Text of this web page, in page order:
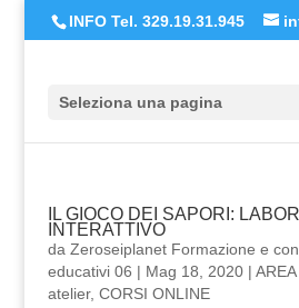
INFO Tel. 329.19.31.945
Seleziona una pagina
IL GIOCO DEI SAPORI:
INTERATTIVO
da Zeroseiplanet Formazione e
educativi 06 | Mag 18, 2020|
atelier, CORSI ONLINE